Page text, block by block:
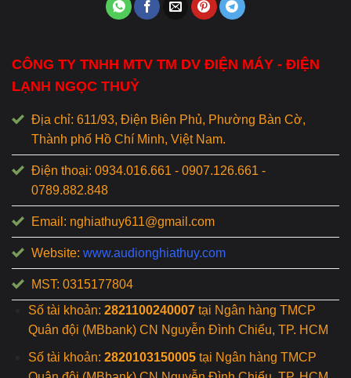
CÔNG TY TNHH MTV TM DV ĐIỆN MÁY - ĐIỆN
LẠNH NGỌC THUỶ
Địa chỉ: 611/93, Điện Biên Phủ, Phường Bàn Cờ,
Thành phố Hồ Chí Minh, Việt Nam.
Điện thoại: 0934.016.661 - 0907.126.661 -
0789.882.848
Email: nghiathuy611@gmail.com
Website: www.audionghiathuy.com
MST: 0315177804
Số tài khoản: 2821100240007tại Ngân hàng TMCP
Quân đội (MBbank) CN Nguyễn Đình Chiểu, TP. HCM
Số tài khoản: 2820103150005tại Ngân hàng TMCP